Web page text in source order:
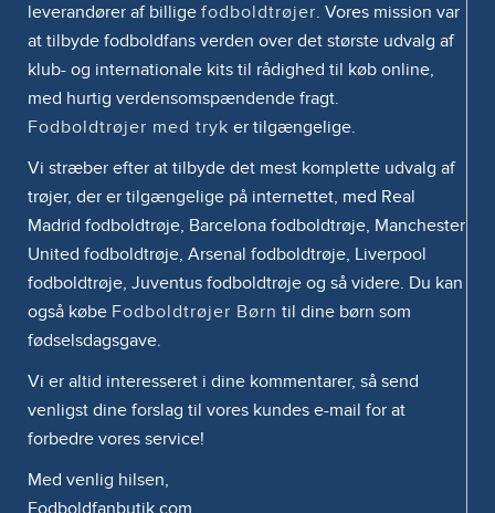
leverandører af billige fodboldtrøjer. Vores mission var
at tilbyde fodboldfans verden over det største udvalg af
klub- og internationale kits til rådighed til køb online,
med hurtig verdensomspændende fragt.
Fodboldtrøjer med tryk er tilgængelige.
Vi stræber efter at tilbyde det mest komplette udvalg af
trøjer, der er tilgængelige på internettet, med Real
Madrid fodboldtrøje, Barcelona fodboldtrøje, Manchester
United fodboldtrøje, Arsenal fodboldtrøje, Liverpool
fodboldtrøje, Juventus fodboldtrøje og så videre. Du kan
også købe Fodboldtrøjer Børn til dine børn som
fødselsdagsgave.
Vi er altid interesseret i dine kommentarer, så send
venligst dine forslag til vores kundes e-mail for at
forbedre vores service!
Med venlig hilsen,